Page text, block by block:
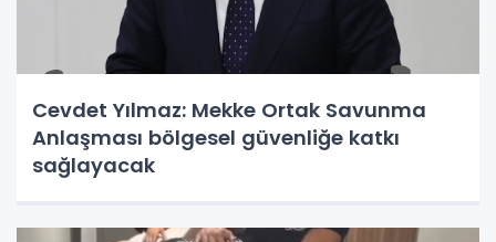
Cevdet Yılmaz: Mekke Ortak Savunma
Anlaşması bölgesel güvenliğe katkı
sağlayacak